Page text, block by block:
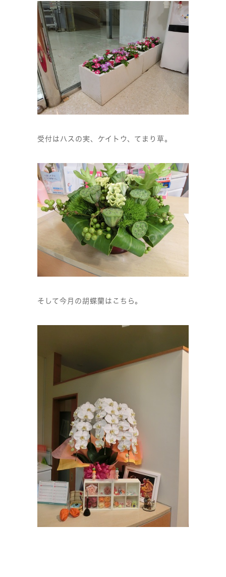
受付はハスの実、ケイトウ、てまり草。
そして今月の胡蝶蘭はこちら。